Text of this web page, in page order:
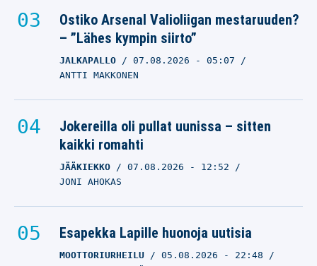
Ostiko Arsenal Valioliigan mestaruuden?
– ”Lähes kympin siirto”
JALKAPALLO 07.08.2026 - 05:07
ANTTI MAKKONEN
Jokereilla oli pullat uunissa – sitten
kaikki romahti
JÄÄKIEKKO 07.08.2026 - 12:52
JONI AHOKAS
Esapekka Lapille huonoja uutisia
MOOTTORIURHEILU 05.08.2026 - 22:48